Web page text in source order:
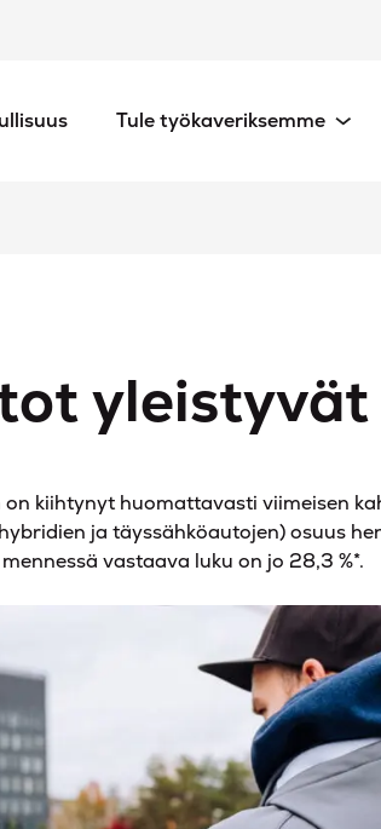
Tule työkaveriksemme
kiihtynyt huomattavasti viimeisen
ja täyssähköautojen) osuus
vastaava luku on jo 28,3 %*.